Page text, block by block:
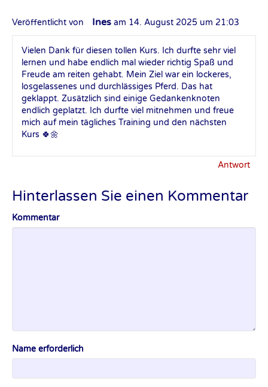
Veröffentlicht von Ines am 14. August 2025 um 21:03
Vielen Dank für diesen tollen Kurs. Ich durfte sehr viel
lernen und habe endlich mal wieder richtig Spaß und
Freude am reiten gehabt. Mein Ziel war ein lockeres,
losgelassenes und durchlässiges Pferd. Das hat
geklappt. Zusätzlich sind einige Gedankenknoten
endlich geplatzt. Ich durfte viel mitnehmen und freue
mich auf mein tägliches Training und den nächsten
Kurs 🍀🌼
Antwort
Hinterlassen Sie einen Kommentar
Kommentar
Name erforderlich